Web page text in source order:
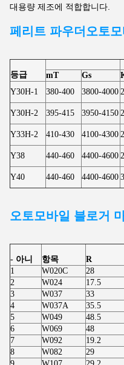
대용량 제조에 적합합니다.
페리트 파우더 오토
등급 mT Gs
Y30H-1
380-400 3800-4000
Y30H-2
395-415 3950-4150
Y33H-2
410-430 4100-4300
Y38
440-460 4400-4600
Y40
440-460 4400-4600
오토모바일 블로거
- 아니 항목 R
1
W020C 28
2
W024 17.5
3
W037 33
4
W037A 35.5
5
W049 48.5
6
W069 48
7
W092 19.2
8
W082 29